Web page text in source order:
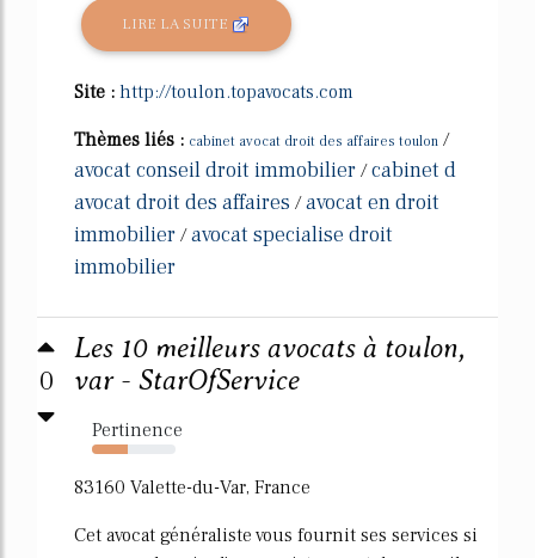
LIRE LA SUITE
Site : http://toulon.topavocats.com
Thèmes liés : cabinet avocat droit des affaires toulon /
avocat conseil droit immobilier /cabinet d
avocat droit des affaires /avocat en droit
immobilier /avocat specialise droit
immobilier
0
Les 10 meilleurs avocats à toulon,
var - StarOfService
Pertinence
43%
83160 Valette-du-Var, France
Cet avocat généraliste vous fournit ses services si